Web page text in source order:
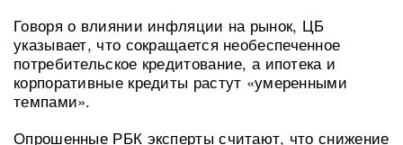
Говоря о влиянии инфляции на рынок, ЦБ
указывает, что сокращается необеспеченное
потребительское кредитование, а ипотека и
корпоративные кредиты растут «умеренными
темпами».
Опрошенные РБК эксперты считают, что снижение